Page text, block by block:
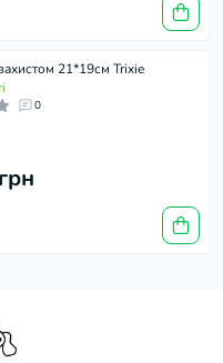
21*19см Trixie
0